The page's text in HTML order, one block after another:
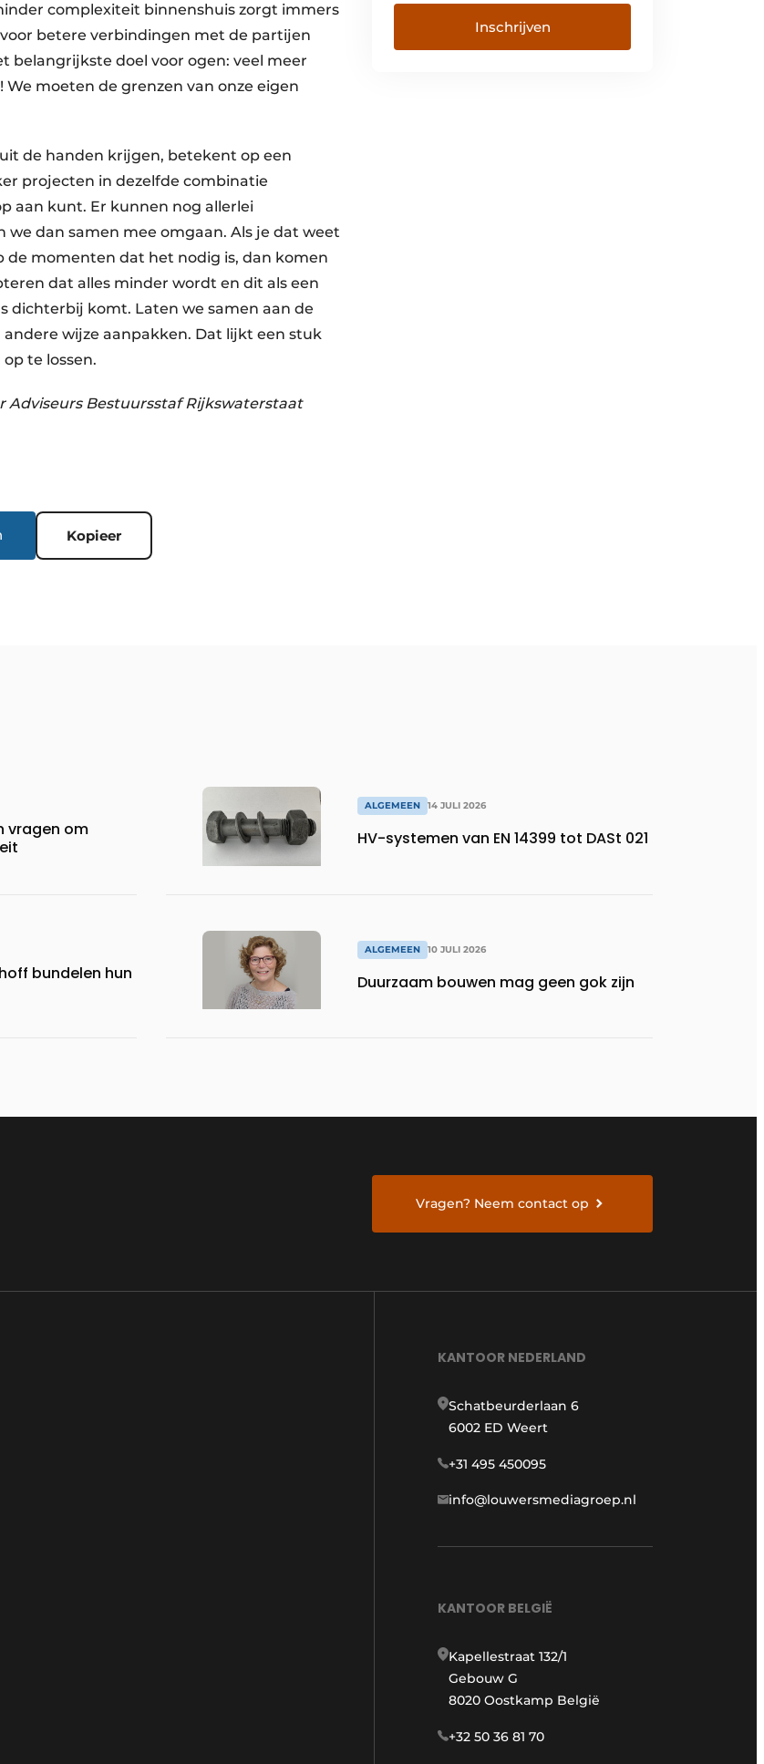
complexiteit binnenshuis zorgt immers
betere verbindingen met de partijen
belangrijkste doel voor ogen: veel meer
moeten de grenzen van onze eigen
de handen krijgen, betekent op een
projecten in dezelfde combinatie
aan kunt. Er kunnen nog allerlei
dan samen mee omgaan. Als je dat weet
de momenten dat het nodig is, dan komen
dat alles minder wordt en dit als een
dichterbij komt. Laten we samen aan de
wijze aanpakken. Dat lijkt een stuk
te lossen.
Adviseurs Bestuursstaf Rijkswaterstaat
Kopieer
Inschrijven
vragen om
bundelen hun
ALGEMEEN 14 JULI 2026
HV-systemen van EN 14399 tot DASt 021
ALGEMEEN 10 JULI 2026
Duurzaam bouwen mag geen gok zijn
Vragen? Neem contact op
KANTOOR NEDERLAND
Schatbeurderlaan 6
6002 ED Weert
+31 495 450095
info@louwersmediagroep.nl
KANTOOR BELGIË
Kapellestraat 132/1
Gebouw G
8020 Oostkamp België
+32 50 36 81 70